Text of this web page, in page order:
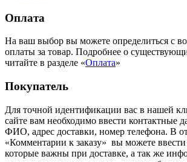
Оплата
На ваш выбор вы можете определиться с
оплаты за товар. Подробнее о
читайте в разделе «Оплата»
Покупатель
Для точной идентификации вас в нашей
сайте вам необходимо ввести контактные
ФИО, адрес доставки, номер телефона. В
«Комментарии к заказу» вы можете
которые важны при доставке, а так же